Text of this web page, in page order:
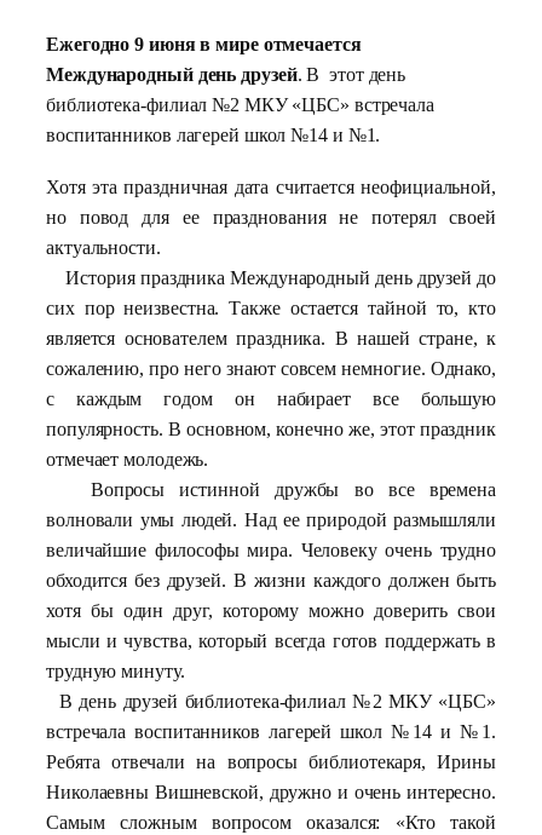
Ежегодно 9 июня в мире отмечается
Международный день друзей. В этот день
библиотека-филиал №2 МКУ «ЦБС» встречала
воспитанников лагерей школ №14 и №1.
Хотя эта праздничная дата считается неофициальной,
но повод для ее празднования не потерял своей
актуальности.
История праздника Международный день друзей до
сих пор неизвестна. Также остается тайной то, кто
является основателем праздника. В нашей стране, к
сожалению, про него знают совсем немногие. Однако,
с каждым годом он набирает все большую
популярность. В основном, конечно же, этот праздник
отмечает молодежь.
Вопросы истинной дружбы во все времена
волновали умы людей. Над ее природой размышляли
величайшие философы мира. Человеку очень трудно
обходится без друзей. В жизни каждого должен быть
хотя бы один друг, которому можно доверить свои
мысли и чувства, который всегда готов поддержать в
трудную минуту.
В день друзей библиотека-филиал №2 МКУ «ЦБС»
встречала воспитанников лагерей школ №14 и №1.
Ребята отвечали на вопросы библиотекаря, Ирины
Николаевны Вишневской, дружно и очень интересно.
Самым сложным вопросом оказался: «Кто такой